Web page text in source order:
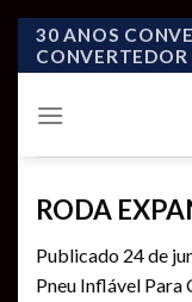
Skip
30 ANOS
RODA
Publicado 24 de
Pneu Inflável Para